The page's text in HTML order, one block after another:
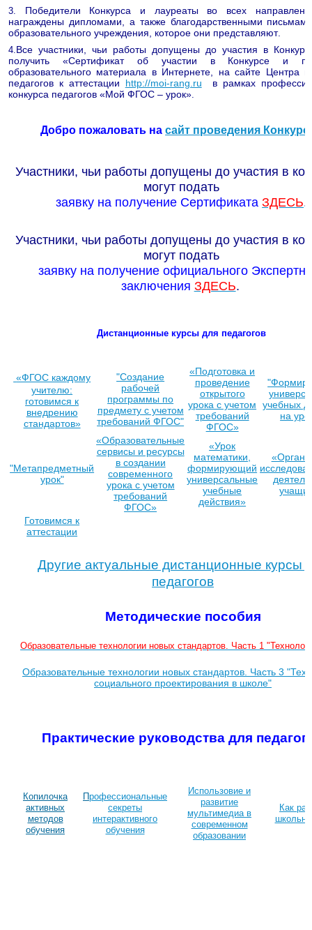
3. Победители Конкурса и лауреаты во всех
награждены дипломами, а также благодарственными
образовательного учреждения, которое они представляют.
4. Все участники, чьи работы допущены до участия в
получить «Сертификат об участии в Конкурсе и
образовательного материала в Интернете, на сайте Центра
педагогов к аттестации http://moi-rang.ru в рамках
конкурса педагогов «Мой ФГОС – урок»
Добро пожаловать насайт проведения
Участники, чьи работы допущены до участия в
могут подать
заявку на получение СертификатаЗДЕСЬ.
Участники, чьи работы допущены до участия в
могут подать
заявку на получение официального
заключения ЗДЕСЬ.
Дистанционные курсы для педагогов
«ФГОС каждому
учителю:
готовимся к
внедрению
стандартов»
"Создание
рабочей
программы по
предмету с учетом
требований ФГОС"
«Подготовка и
проведение
открытого
урока с учетом
требований
ФГОС»
учебных
на
"Метапредметный
урок"
«Образовательные
сервисы и ресурсы
в создании
современного
урока с учетом
требований
ФГОС»
«Урок
математики,
формирующий
универсальные
учебные
действия»
Готовимся к
аттестации
Другие актуальные дистанционные курсы
педагогов
Методические пособия
Образовательные технологии новых стандартов. Часть 1
Образовательные технологии новых стандартов. Часть 3
социального проектирования в школе"
Практические руководства для
Копилочка
активных
методов
обучения
Профессиональные
секреты
интерактивного
обучения
Использовие и
развитие
мультимедиа в
современном
образовании
Как